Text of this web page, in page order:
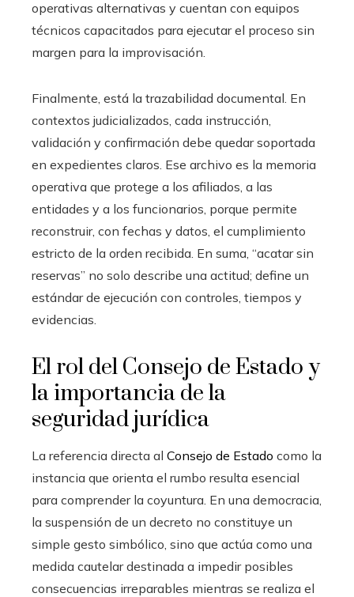
operativas alternativas y cuentan con equipos
técnicos capacitados para ejecutar el proceso sin
margen para la improvisación.
Finalmente, está la trazabilidad documental. En
contextos judicializados, cada instrucción,
validación y confirmación debe quedar soportada
en expedientes claros. Ese archivo es la memoria
operativa que protege a los afiliados, a las
entidades y a los funcionarios, porque permite
reconstruir, con fechas y datos, el cumplimiento
estricto de la orden recibida. En suma, “acatar sin
reservas” no solo describe una actitud; define un
estándar de ejecución con controles, tiempos y
evidencias.
El rol del Consejo de Estado y
la importancia de la
seguridad jurídica
La referencia directa al Consejo de Estado como la
instancia que orienta el rumbo resulta esencial
para comprender la coyuntura. En una democracia,
la suspensión de un decreto no constituye un
simple gesto simbólico, sino que actúa como una
medida cautelar destinada a impedir posibles
consecuencias irreparables mientras se realiza el